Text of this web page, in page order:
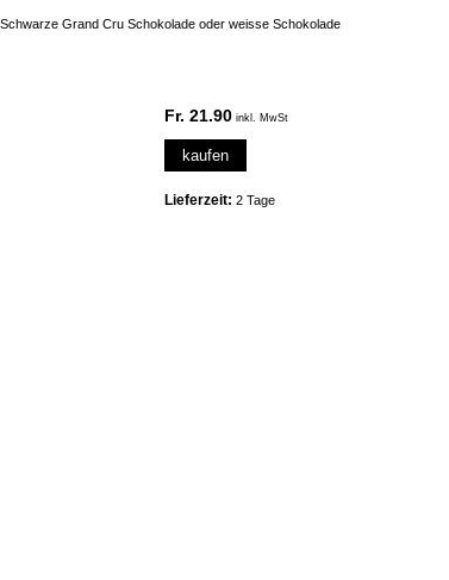
Grand Cru Schokolade oder weisse Schokolade
Fr. 21.90 inkl. MwSt
kaufen
Lieferzeit: 2 Tage